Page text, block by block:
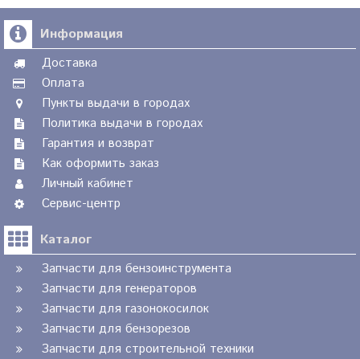
Информация
Доставка
Оплата
Пункты выдачи в городах
Политика выдачи в городах
Гарантия и возврат
Как оформить заказ
Личный кабинет
Сервис-центр
Каталог
Запчасти для бензоинструмента
Запчасти для генераторов
Запчасти для газонокосилок
Запчасти для бензорезов
Запчасти для строительной техники